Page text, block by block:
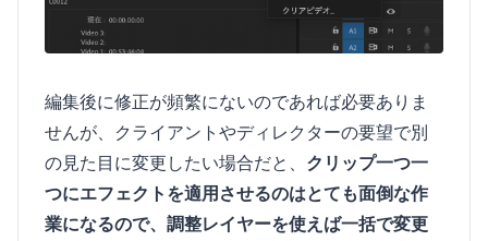
編集後に修正が頻繁にないのであれば必要ありま
せんが、クライアントやディレクターの要望で別
の見た目に変更したい場合だと、 クリップ一つ一
つにエフェクトを適用させるのはとても面倒な作
業になるので、調整レイヤーを使えば一括で変更